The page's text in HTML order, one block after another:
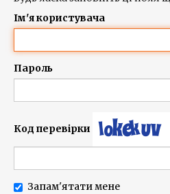
Ім'я користувача
Пароль
Код перевірки
Запам'ятати мене